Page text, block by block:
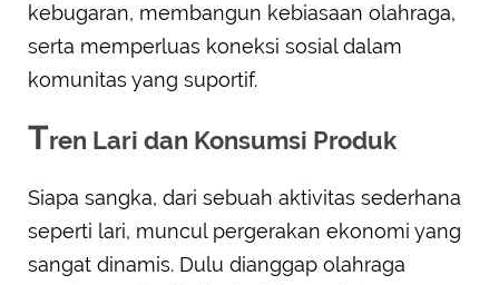
kebugaran, membangun kebiasaan olahraga,
serta memperluas koneksi sosial dalam
komunitas yang suportif.
Tren Lari dan Konsumsi Produk
Siapa sangka, dari sebuah aktivitas sederhana
seperti lari, muncul pergerakan ekonomi yang
sangat dinamis. Dulu dianggap olahraga